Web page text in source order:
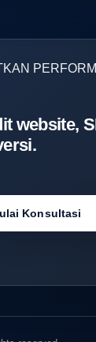
website,
Konsultasi